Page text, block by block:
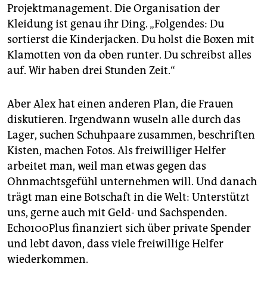
Projektmanagement. Die Organisation der
Kleidung ist genau ihr Ding. „Folgendes: Du
sortierst die Kinderjacken. Du holst die Boxen mit
Klamotten von da oben runter. Du schreibst alles
auf. Wir haben drei Stunden Zeit.“
Aber Alex hat einen anderen Plan, die Frauen
diskutieren. Irgendwann wuseln alle durch das
Lager, suchen Schuhpaare zusammen, beschriften
Kisten, machen Fotos. Als freiwilliger Helfer
arbeitet man, weil man etwas gegen das
Ohnmachtsgefühl unternehmen will. Und danach
trägt man eine Botschaft in die Welt: Unterstützt
uns, gerne auch mit Geld- und Sachspenden.
Echo100Plus finanziert sich über private Spender
und lebt davon, dass viele freiwillige Helfer
wiederkommen.